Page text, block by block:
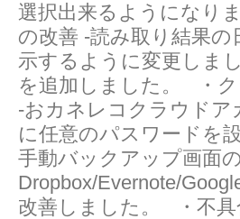
選択出来るようになり
の改善 -読み取り結果
示するように変更しま
を追加しました。 ・
-おカネレコクラウドア
に任意のパスワードを
手動バックアップ画面
Dropbox/Evernote/
改善しました。 ・不具